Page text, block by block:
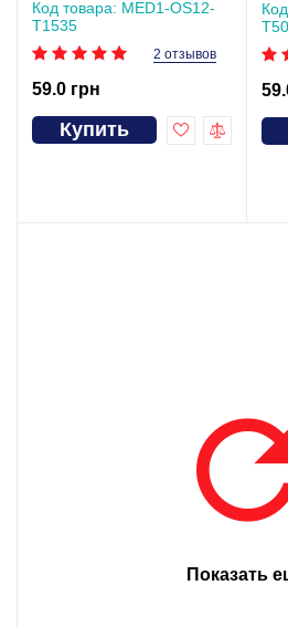
OS12-T1535
Код товара: MED1-OS12-
T1535
2 отзывов
59.0 грн
Купить
T50
Показать